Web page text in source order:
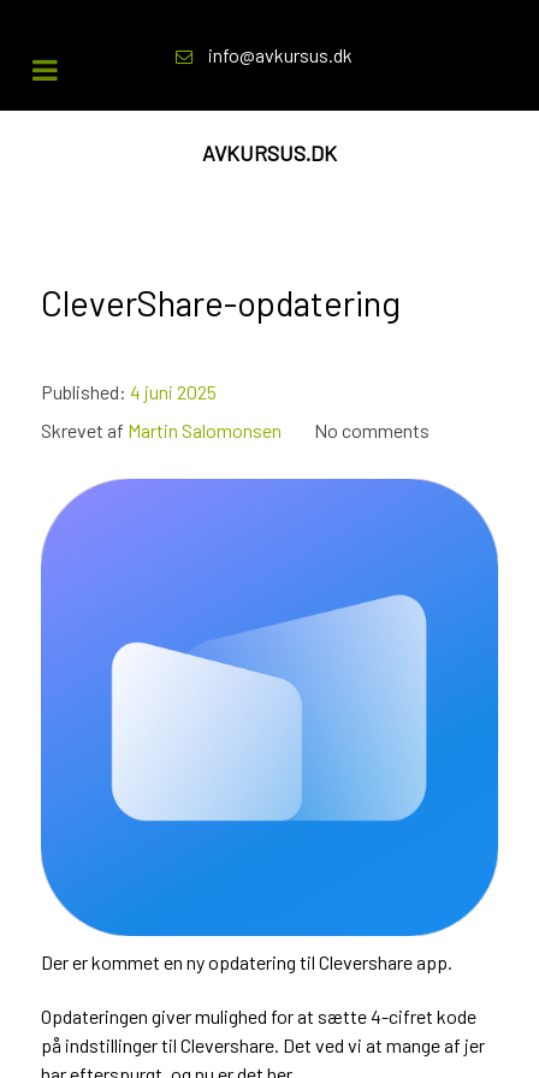
info@avkursus.dk
AVKURSUS.DK
CleverShare-opdatering
Published: 4 juni 2025
Skrevet af Martin Salomonsen No comments
Der er kommet en ny opdatering til Clevershare app.
Opdateringen giver mulighed for at sætte 4-cifret kode
på indstillinger til Clevershare. Det ved vi at mange af jer